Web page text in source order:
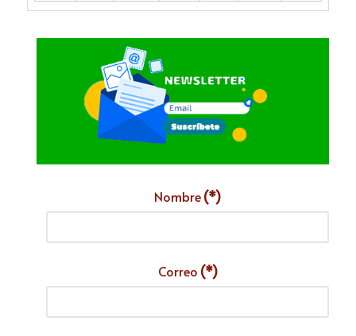
Nombre(*)
Correo (*)